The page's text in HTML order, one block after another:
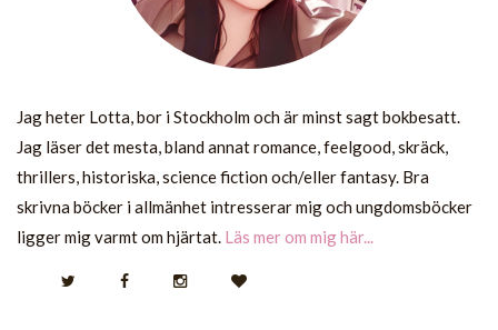
Jag heter Lotta, bor i Stockholm och är minst sagt bokbesatt.
Jag läser det mesta, bland annat romance, feelgood, skräck,
thrillers, historiska, science fiction och/eller fantasy. Bra
skrivna böcker i allmänhet intresserar mig och ungdomsböcker
ligger mig varmt om hjärtat. Läs mer om mig här...